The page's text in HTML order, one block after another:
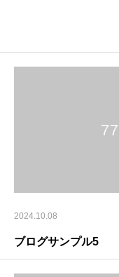
2024.10.08
ブログサンプル5